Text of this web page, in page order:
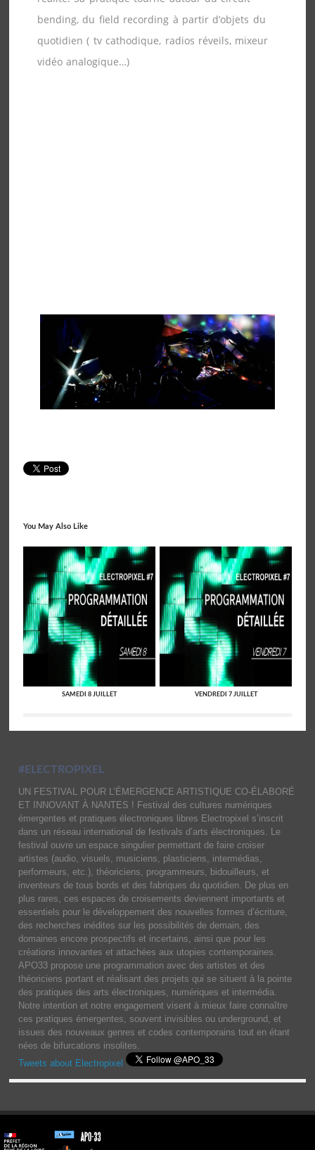
bending, du field recording à partir d’objets du
quotidien ( tv cathodique, radios réveils, mixeur
vidéo analogique…)
You May Also Like
SAMEDI 8 JUILLET VENDREDI 7 JUILLET
#ELECTROPIXEL
UN FESTIVAL POUR L’ÉMERGENCE ARTISTIQUE CO-ÉLABORÉ
ET INNOVANT À NANTES ! Festival des cultures numériques
émergentes et pratiques électroniques libres Electropixel s’inscrit
dans un réseau international de festivals d’arts électroniques. Le
festival ouvre un espace singulier permettant de faire croiser
artistes (audio, visuels, musiciens, plasticiens, intermédias,
performeurs, etc.), théoriciens, programmeurs, bidouilleurs, et
inventeurs de tous bords et des fabriques du quotidien. De plus en
plus rares, ces espaces de croisements deviennent importants et
essentiels pour le développement des nouvelles formes d’écriture,
des recherches inédites sur les possibilités de demain, des
domaines encore prospectifs et incertains, ainsi que pour les
créations innovantes et attachées aux utopies contemporaines.
APO33 propose une programmation avec des artistes et des
théoriciens portant et réalisant des projets qui se situent à la pointe
des pratiques des arts électroniques, numériques et intermédia.
Notre intention et notre engagement visent à mieux faire connaître
ces pratiques émergentes, souvent invisibles ou underground, et
issues des nouveaux genres et codes contemporains tout en étant
nées de bifurcations insolites.
Tweets about Electropixel